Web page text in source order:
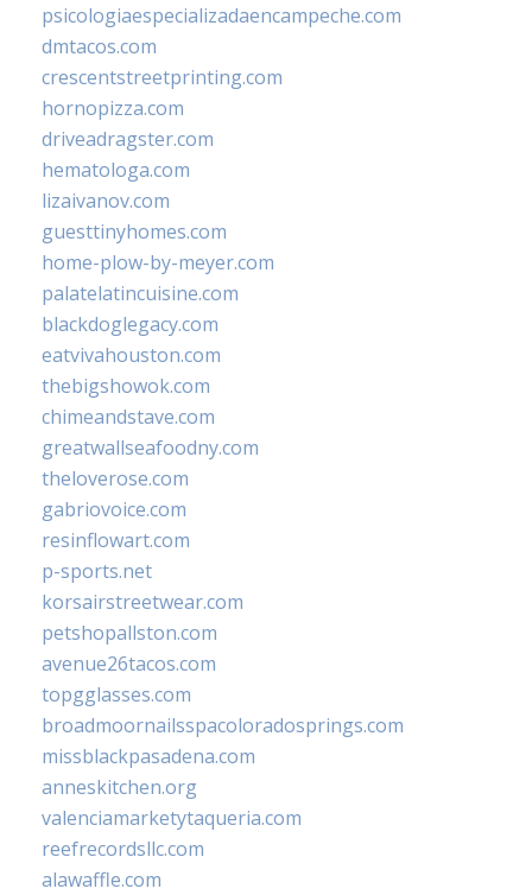
psicologiaespecializadaencampeche.com
dmtacos.com
crescentstreetprinting.com
hornopizza.com
driveadragster.com
hematologa.com
lizaivanov.com
guesttinyhomes.com
home-plow-by-meyer.com
palatelatincuisine.com
blackdoglegacy.com
eatvivahouston.com
thebigshowok.com
chimeandstave.com
greatwallseafoodny.com
theloverose.com
gabriovoice.com
resinflowart.com
p-sports.net
korsairstreetwear.com
petshopallston.com
avenue26tacos.com
topgglasses.com
broadmoornailsspacoloradosprings.com
missblackpasadena.com
anneskitchen.org
valenciamarketytaqueria.com
reefrecordsllc.com
alawaffle.com